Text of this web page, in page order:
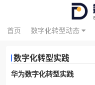
首页 数字化转型动态
数字化转型实践
华为数字化转型实践